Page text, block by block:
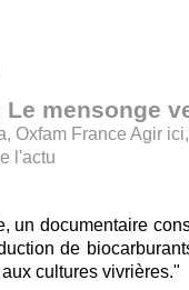
Le mensonge
Oxfam France Agir
l'actu
un documentaire
de
cultures vivrières."